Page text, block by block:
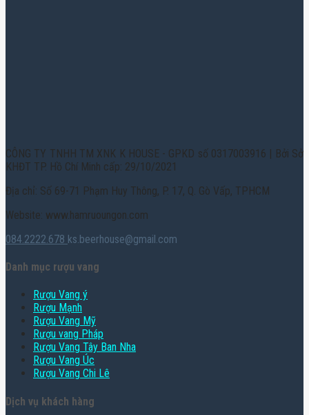
CÔNG TY TNHH TM XNK K HOUSE - GPKD số 0317003916 | Bởi Sở
KHĐT TP. Hồ Chí Minh cấp: 29/10/2021
Địa chỉ: Số 69-71 Phạm Huy Thông, P. 17, Q. Gò Vấp, TPHCM
Website: www.hamruoungon.com
084.2222.678 ks.beerhouse@gmail.com
Danh mục rượu vang
Rượu Vang ý
Rượu Mạnh
Rượu Vang Mỹ
Rượu vang Pháp
Rượu Vang Tây Ban Nha
Rượu Vang Úc
Rượu Vang Chi Lê
Dịch vụ khách hàng